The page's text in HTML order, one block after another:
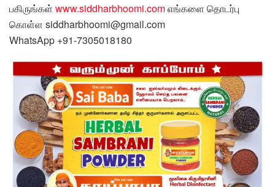
பகிருங்கள் www.siddharbhoomi.comஎங்களை தொடர்பு
கொள்ள siddharbhoomi@gmail.com
WhatsApp +91-7305018180